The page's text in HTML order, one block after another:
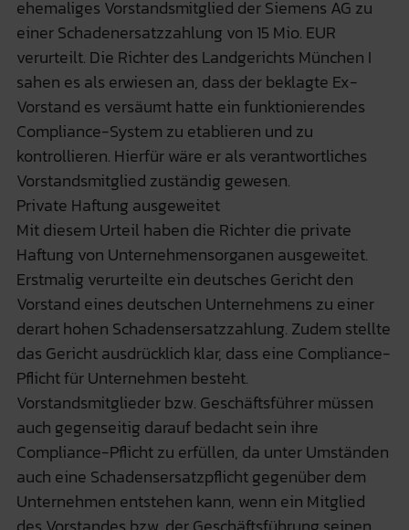
ehemaliges Vorstandsmitglied der Siemens AG zu
einer Schadenersatzzahlung von 15 Mio. EUR
verurteilt. Die Richter des Landgerichts München I
sahen es als erwiesen an, dass der beklagte Ex-
Vorstand es versäumt hatte ein funktionierendes
Compliance-System zu etablieren und zu
kontrollieren. Hierfür wäre er als verantwortliches
Vorstandsmitglied zuständig gewesen.
Private Haftung ausgeweitet
Mit diesem Urteil haben die Richter die private
Haftung von Unternehmensorganen ausgeweitet.
Erstmalig verurteilte ein deutsches Gericht den
Vorstand eines deutschen Unternehmens zu einer
derart hohen Schadensersatzzahlung. Zudem stellte
das Gericht ausdrücklich klar, dass eine Compliance-
Pflicht für Unternehmen besteht.
Vorstandsmitglieder bzw. Geschäftsführer müssen
auch gegenseitig darauf bedacht sein ihre
Compliance-Pflicht zu erfüllen, da unter Umständen
auch eine Schadensersatzpflicht gegenüber dem
Unternehmen entstehen kann, wenn ein Mitglied